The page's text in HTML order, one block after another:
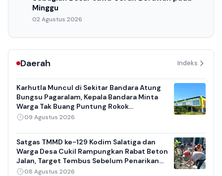
Minggu
02 Agustus 2026
Daerah Indeks
Karhutla Muncul di Sekitar Bandara Atung
Bungsu Pagaralam, Kepala Bandara Minta
Warga Tak Buang Puntung Rokok
Sembarangan
09 Agustus 2026
Satgas TMMD ke-129 Kodim Salatiga dan
Warga Desa Cukil Rampungkan Rabat Beton
Jalan, Target Tembus Sebelum Penarikan
Pasukan
08 Agustus 2026